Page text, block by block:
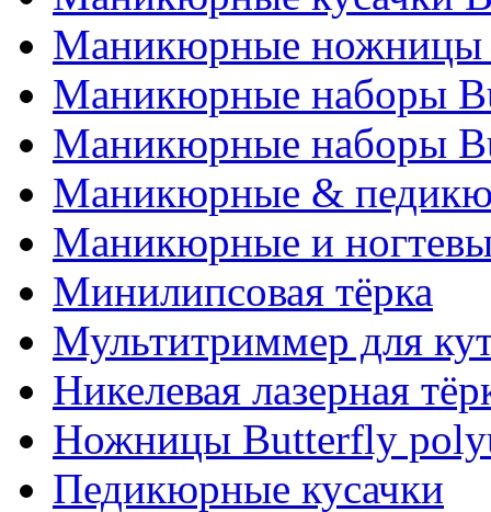
Маникюрные ножницы
Маникюрные наборы
Маникюрные наборы
Маникюрные &
Маникюрные и
Минилипсовая тёрка
Мультитриммер для
Никелевая лазерная
Ножницы Butterfly
Педикюрные кусачки